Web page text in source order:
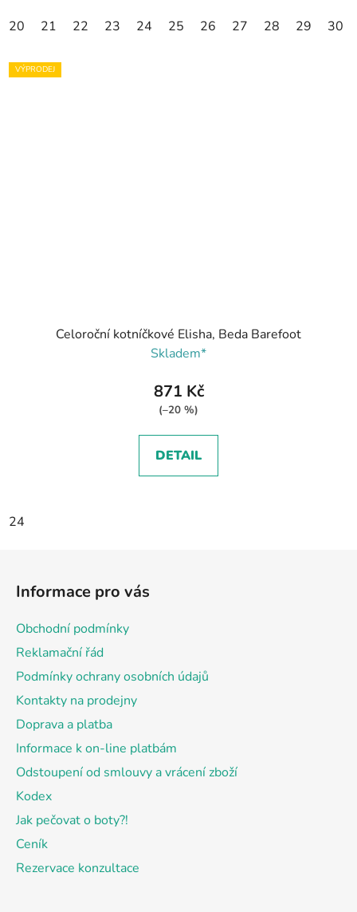
20 21 22 23 24 25 26 27 28 29 30
VÝPRODEJ
Celoroční kotníčkové Elisha, Beda Barefoot
Skladem*
871 Kč
(–20 %)
DETAIL
24
Informace pro vás
Obchodní podmínky
Reklamační řád
Podmínky ochrany osobních údajů
Kontakty na prodejny
Doprava a platba
Informace k on-line platbám
Odstoupení od smlouvy a vrácení zboží
Kodex
Jak pečovat o boty?!
Ceník
Rezervace konzultace